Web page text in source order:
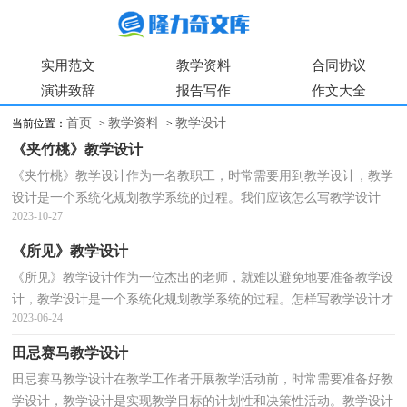
实用范文 教学资料
合同协议
演讲致辞
报告写作 作文大全
当前位置：首页 >教学资料 >教学设计
《夹竹桃》教学设计
《夹竹桃》教学设计作为一名教职工，时常需要用到教学设计，教学
设计是一个系统化规划教学系统的过程。我们应该怎么写教学设计
呢？下面是小编为大家整理的《夹竹桃》教学设计，希望...
2023-10-27
《所见》教学设计
《所见》教学设计作为一位杰出的老师，就难以避免地要准备教学设
计，教学设计是一个系统化规划教学系统的过程。怎样写教学设计才
更能起到其作用呢？下面是小编帮大家整理的《所见...
2023-06-24
田忌赛马教学设计
田忌赛马教学设计在教学工作者开展教学活动前，时常需要准备好教
学设计，教学设计是实现教学目标的计划性和决策性活动。教学设计